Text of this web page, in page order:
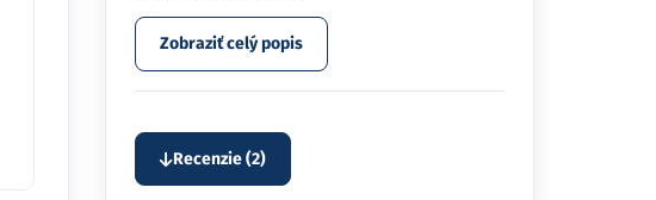
Zobraziť celý popis
Recenzie (2)